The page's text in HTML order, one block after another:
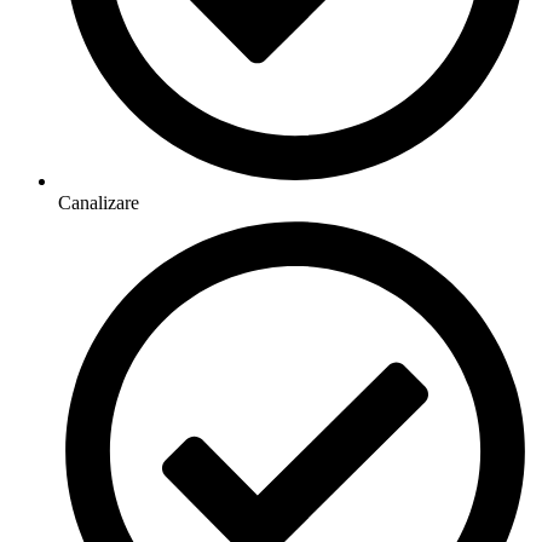
Canalizare